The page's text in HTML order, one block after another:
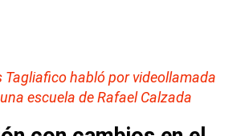
Tagliafico habló por videollamada
escuela de Rafael Calzada